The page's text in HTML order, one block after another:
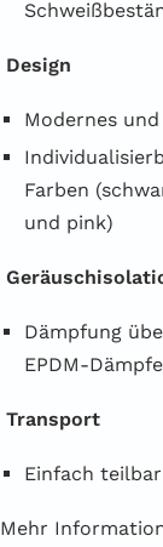
Design
Modernes
Farben
und pink)
Dämpfung
EPDM-
Transport
Einfach
Mehr